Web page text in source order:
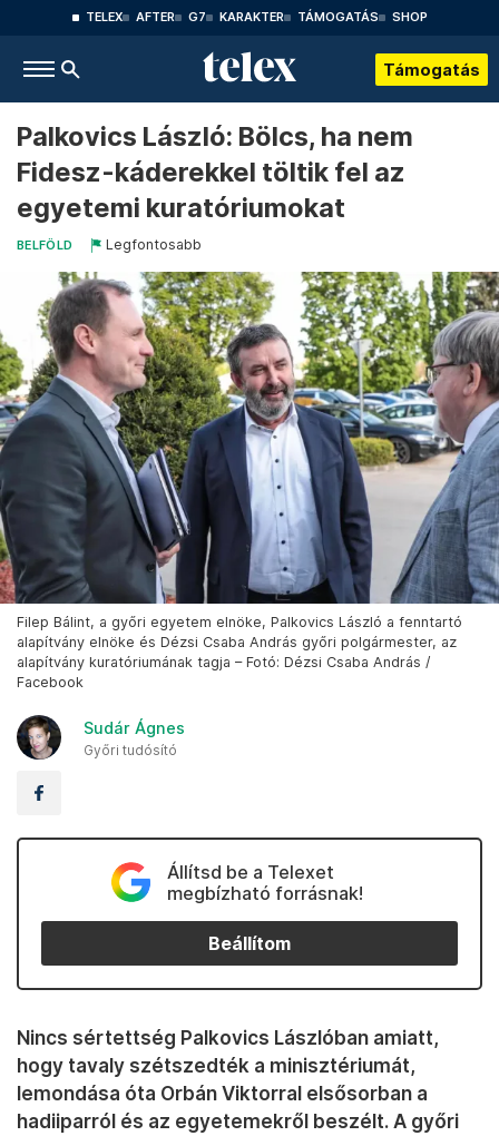
TELEX AFTER G7 KARAKTER TÁMOGATÁS SHOP
Támogatás
Palkovics László: Bölcs, ha nem
Fidesz-káderekkel töltik fel az
egyetemi kuratóriumokat
BELFÖLD Legfontosabb
Filep Bálint, a győri egyetem elnöke, Palkovics László a fenntartó
alapítvány elnöke és Dézsi Csaba András győri polgármester, az
alapítvány kuratóriumának tagja – Fotó: Dézsi Csaba András /
Facebook
Sudár Ágnes
Győri tudósító
Állítsd be a Telexet
megbízható forrásnak!
Beállítom
Nincs sértettség Palkovics Lászlóban amiatt,
hogy tavaly szétszedték a minisztériumát,
lemondása óta Orbán Viktorral elsősorban a
hadiiparról és az egyetemekről beszélt. A győri